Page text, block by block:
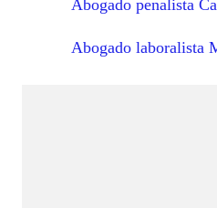
Abogado penalista
Abogado laboralista